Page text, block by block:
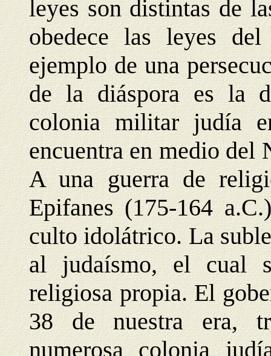
leyes son distintas de
obedece las leyes
ejemplo de una
de la diáspora es la
colonia militar judía
encuentra en medio del
A una guerra de
Epifanes (175-164
culto idolátrico. La
al judaísmo, el cual
religiosa propia. El
38 de nuestra era,
numerosa colonia